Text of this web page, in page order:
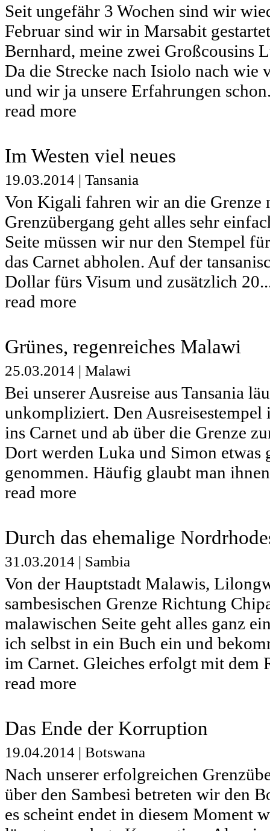
Seit ungefähr 3 Wochen sind wir
Februar sind wir in Marsabit
Bernhard, meine zwei Großcousins
Da die Strecke nach Isiolo nach wie
und wir ja unsere Erfahrungen
read more
Im Westen viel neues
19.03.2014 | Tansania
Von Kigali fahren wir an die Grenze
Grenzübergang geht alles sehr
Seite müssen wir nur den Stempel
das Carnet abholen. Auf der
Dollar fürs Visum und zusätzlich
read more
Grünes, regenreiches Malawi
25.03.2014 | Malawi
Bei unserer Ausreise aus Tansania
unkompliziert. Den Ausreisestempel
ins Carnet und ab über die Grenze
Dort werden Luka und Simon etwas
genommen. Häufig glaubt man
read more
Durch das ehemalige
31.03.2014 | Sambia
Von der Hauptstadt Malawis,
sambesischen Grenze Richtung
malawischen Seite geht alles ganz
ich selbst in ein Buch ein und
im Carnet. Gleiches erfolgt mit dem
read more
Das Ende der Korruption
19.04.2014 | Botswana
Nach unserer erfolgreichen
über den Sambesi betreten wir den
es scheint endet in diesem Moment